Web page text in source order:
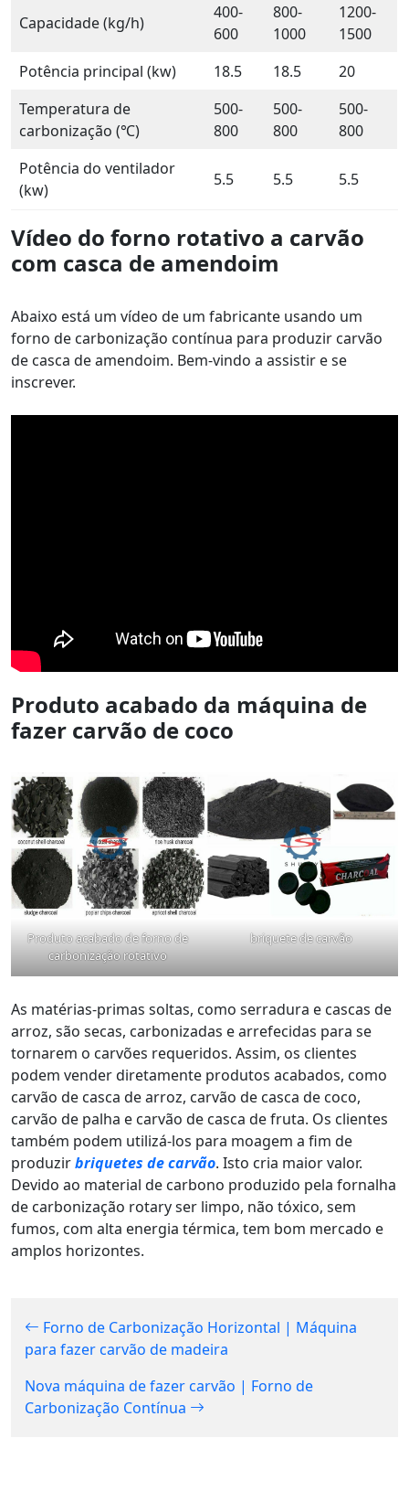
Capacidade (kg/h)
400-
600
800-
1000
1200-
1500
Potência principal (kw)
18.5 18.5
20
Temperatura de
carbonização (℃)
500-
800
500-
800
500-
800
Potência do ventilador
(kw)
5.5 5.5 5.5
Vídeo do forno rotativo a carvão
com casca de amendoim
Abaixo está um vídeo de um fabricante usando um
forno de carbonização contínua para produzir carvão
de casca de amendoim. Bem-vindo a assistir e se
inscrever.
Produto acabado da máquina de
fazer carvão de coco
Produto acabado de forno de
carbonização rotativo
briquete de carvão
As matérias-primas soltas, como serradura e cascas de
arroz, são secas, carbonizadas e arrefecidas para se
tornarem o carvões requeridos. Assim, os clientes
podem vender diretamente produtos acabados, como
carvão de casca de arroz, carvão de casca de coco,
carvão de palha e carvão de casca de fruta. Os clientes
também podem utilizá-los para moagem a fim de
produzirbriquetes de carvão. Isto cria maior valor.
Devido ao material de carbono produzido pela fornalha
de carbonização rotary ser limpo, não tóxico, sem
fumos, com alta energia térmica, tem bom mercado e
amplos horizontes.
Forno de Carbonização Horizontal | Máquina
para fazer carvão de madeira
Nova máquina de fazer carvão | Forno de
Carbonização Contínua